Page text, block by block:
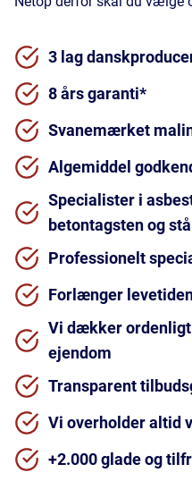
3 lag
8 års garanti*
Svanemærket
Algemiddel
Specialister i
betontagsten og
Professionelt
Forlænger
Vi dækker ordenligt
ejendom
Transparent
Vi overholder altid
+2.000 glade og